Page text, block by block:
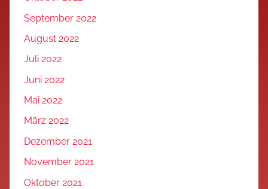
September 2022
August 2022
Juli 2022
Juni 2022
Mai 2022
März 2022
Dezember 2021
November 2021
Oktober 2021